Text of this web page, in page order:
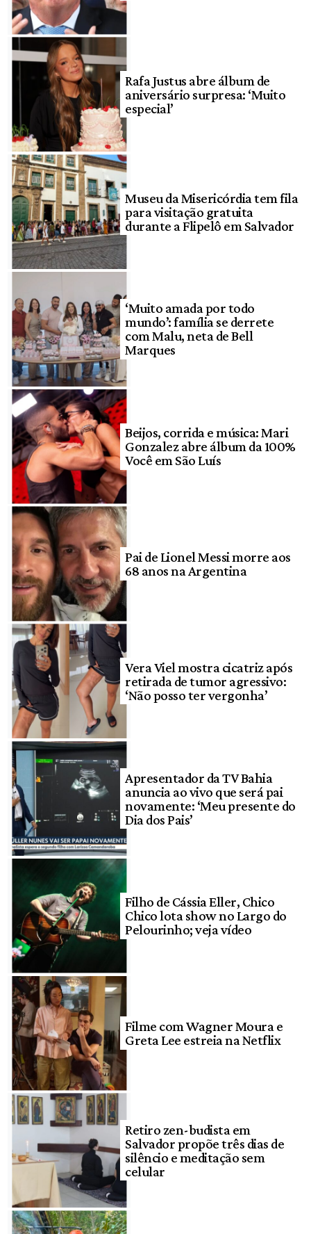
Rafa Justus abre álbum de
aniversário surpresa: ‘Muito
especial’
Museu da Misericórdia tem fila
para visitação gratuita
durante a Flipelô em Salvador
‘Muito amada por todo
mundo’: família se derrete
com Malu, neta de Bell
Marques
Beijos, corrida e música: Mari
Gonzalez abre álbum da 100%
Você em São Luís
Pai de Lionel Messi morre aos
68 anos na Argentina
Vera Viel mostra cicatriz após
retirada de tumor agressivo:
‘Não posso ter vergonha’
Apresentador da TV Bahia
anuncia ao vivo que será pai
novamente: ‘Meu presente do
Dia dos Pais’
Filho de Cássia Eller, Chico
Chico lota show no Largo do
Pelourinho; veja vídeo
Filme com Wagner Moura e
Greta Lee estreia na Netflix
Retiro zen-budista em
Salvador propõe três dias de
silêncio e meditação sem
celular